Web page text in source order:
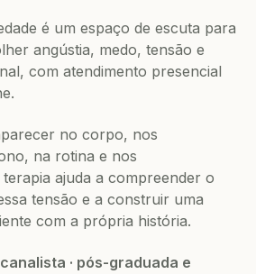
é um espaço de escuta para
angústia, medo, tensão e
com atendimento presencial
no corpo, nos
na rotina e nos
ajuda a compreender o
tensão e a construir uma
com a própria história.
· pós-graduada e